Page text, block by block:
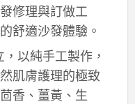
修理與訂做工
舒適沙發體驗。
，以純手工製作，
肌膚護理的極致
香、薑黃、生